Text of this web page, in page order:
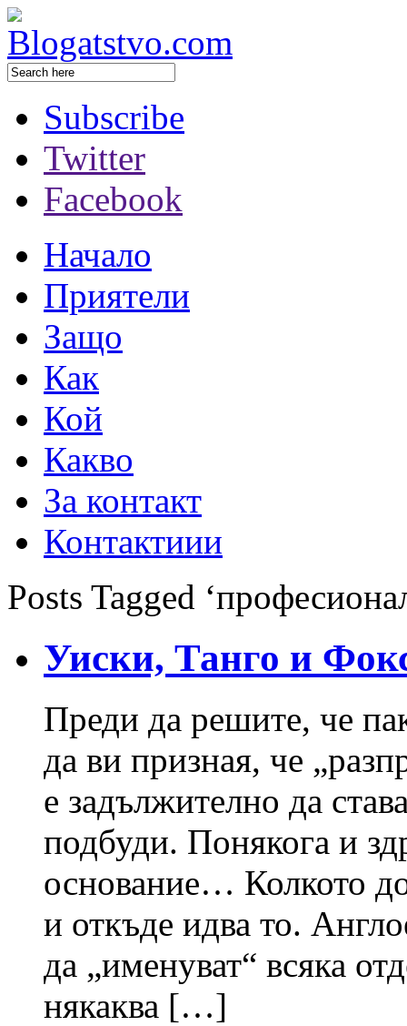
Subscribe
Twitter
Facebook
Начало
Приятели
Защо
Как
Кой
Какво
За контакт
Контактиии
Posts Tagged
Уиски, Танго и
Преди да решите, че
да ви призная, че
е задължително да
подбуди. Понякога и
основание… Колкото
и откъде идва то.
да „именуват“ всяка
някаква […]